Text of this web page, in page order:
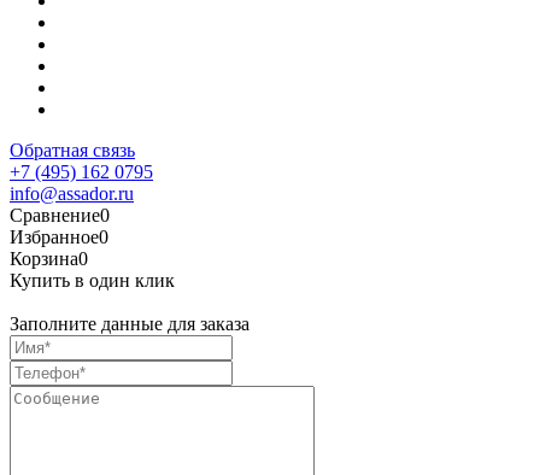
Обратная связь
+7 (495) 162 0795
info@assador.ru
Сравнение0
Избранное0
Корзина0
Купить в один клик
Заполните данные для заказа